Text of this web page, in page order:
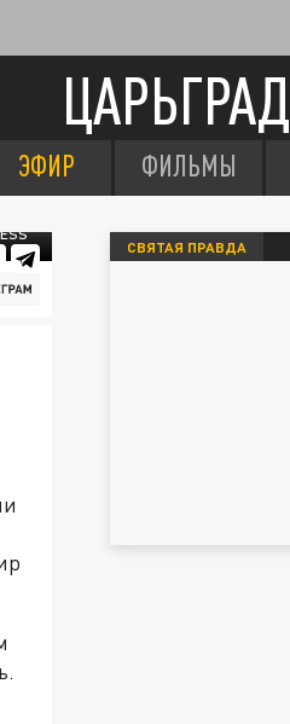
ЦАРЬГРАД
ЭФИР ФИЛЬМЫ
СВЯТАЯ ПРАВДА